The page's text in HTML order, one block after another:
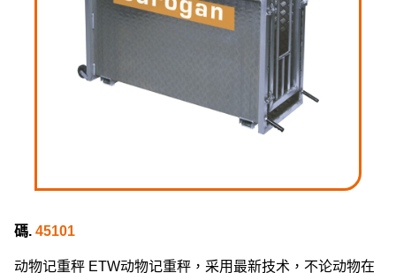
碼. 45101
动物记重秤 ETW动物记重秤，采用最新技术，不论动物在